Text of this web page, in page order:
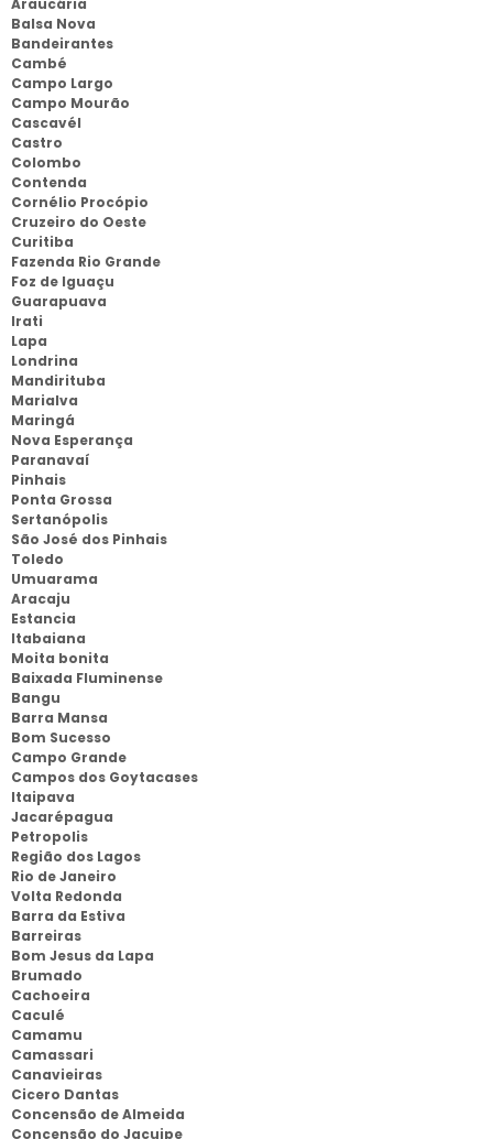
Araucária
Balsa Nova
Bandeirantes
Cambé
Campo Largo
Campo Mourão
Cascavél
Castro
Colombo
Contenda
Cornélio Procópio
Cruzeiro do Oeste
Curitiba
Fazenda Rio Grande
Foz de Iguaçu
Guarapuava
Irati
Lapa
Londrina
Mandirituba
Marialva
Maringá
Nova Esperança
Paranavaí
Pinhais
Ponta Grossa
Sertanópolis
São José dos Pinhais
Toledo
Umuarama
Aracaju
Estancia
Itabaiana
Moita bonita
Baixada Fluminense
Bangu
Barra Mansa
Bom Sucesso
Campo Grande
Campos dos Goytacases
Itaipava
Jacarépagua
Petropolis
Região dos Lagos
Rio de Janeiro
Volta Redonda
Barra da Estiva
Barreiras
Bom Jesus da Lapa
Brumado
Cachoeira
Caculé
Camamu
Camassari
Canavieiras
Cicero Dantas
Concensão de Almeida
Concensão do Jacuipe